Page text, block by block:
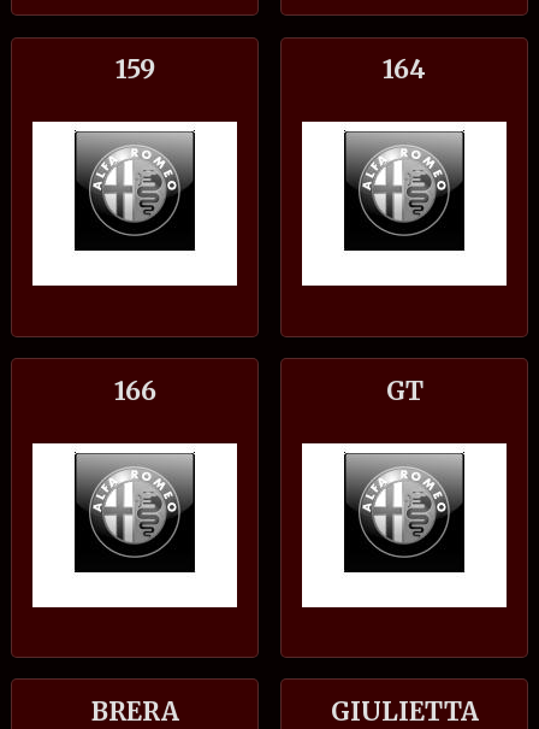
159 164
166 GT
BRERA GIULIETTA